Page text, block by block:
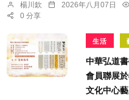
楊川欽 2026年八月07日
0 分享
生活
中華弘道
會員聯展
文化中心